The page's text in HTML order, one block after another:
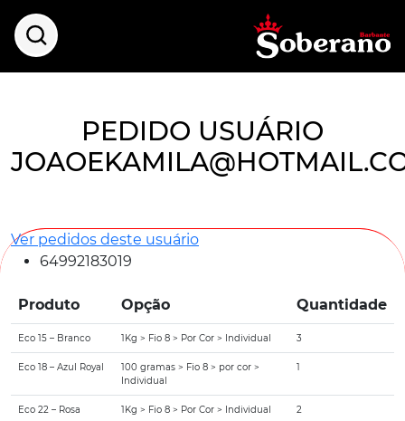
PEDIDO USUÁRIO
Ver pedidos deste usuário
64992183019
Produto Opção Quantidade
Eco 15 – Branco 1Kg > Fio 8 > Por Cor > Individual 3
Eco 18 – Azul Royal
100 gramas > Fio 8 > por cor >
Individual
1
Eco 22 – Rosa 1Kg > Fio 8 > Por Cor > Individual 2